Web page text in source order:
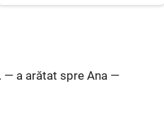
— a arătat spre Ana —